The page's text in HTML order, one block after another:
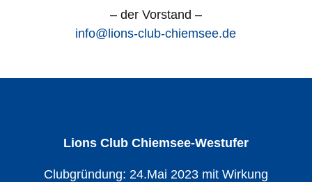
– der Vorstand –
info@lions-club-chiemsee.de
Lions Club Chiemsee-Westufer
Clubgründung: 24.Mai 2023 mit Wirkung